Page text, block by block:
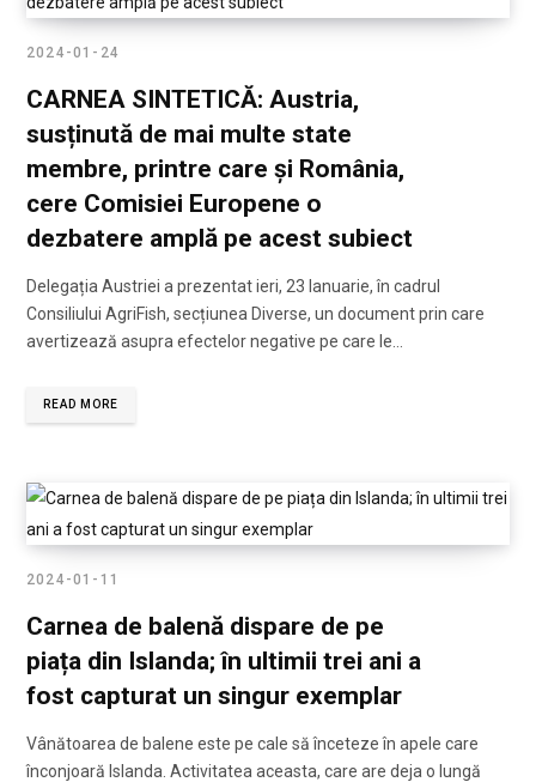
2024-01-24
CARNEA SINTETICĂ: Austria,
susținută de mai multe state
membre, printre care și România,
cere Comisiei Europene o
dezbatere amplă pe acest subiect
Delegația Austriei a prezentat ieri, 23 Ianuarie, în cadrul
Consiliului AgriFish, secțiunea Diverse, un document prin care
avertizează asupra efectelor negative pe care le…
READ MORE
2024-01-11
Carnea de balenă dispare de pe
piața din Islanda; în ultimii trei ani a
fost capturat un singur exemplar
Vânătoarea de balene este pe cale să înceteze în apele care
înconjoară Islanda. Activitatea aceasta, care are deja o lungă